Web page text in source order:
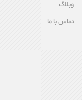
وبلاگ
تماس با ما